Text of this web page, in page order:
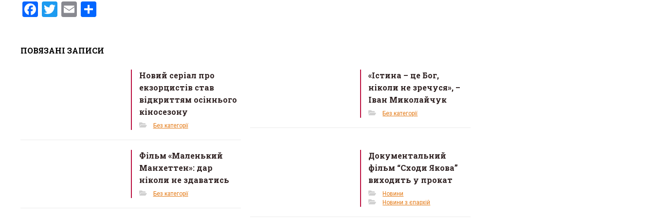
F
b
T
er
E
e
ПОВЯЗАНІ ЗАПИСИ
Новий серіал про
екзорцистів став
відкриттям осіннього
кіносезону
Без категорії
«Істина – це Бог,
ніколи не зречуся», –
Іван Миколайчук
Без категорії
Фільм «Маленький
Манхеттен»: дар
ніколи не здаватись
Без категорії
Документальний
фільм “Сходи Якова”
виходить у прокат
Новини
Новини з єпархій